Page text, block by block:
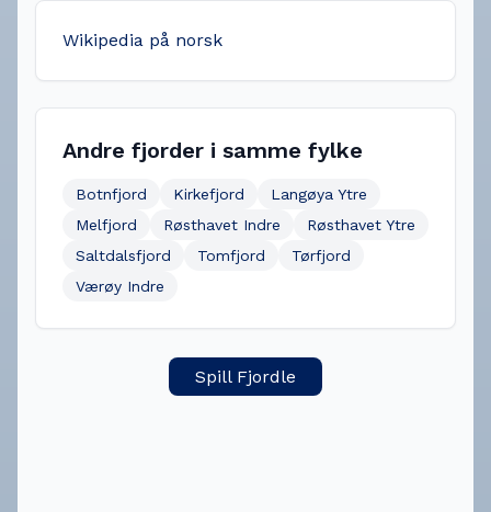
Wikipedia på norsk
Andre fjorder i samme fylke
Botnfjord Kirkefjord
Langøya Ytre
Melfjord
Røsthavet Indre
Røsthavet Ytre
Saltdalsfjord
Tomfjord
Tørfjord
Værøy Indre
Spill Fjordle